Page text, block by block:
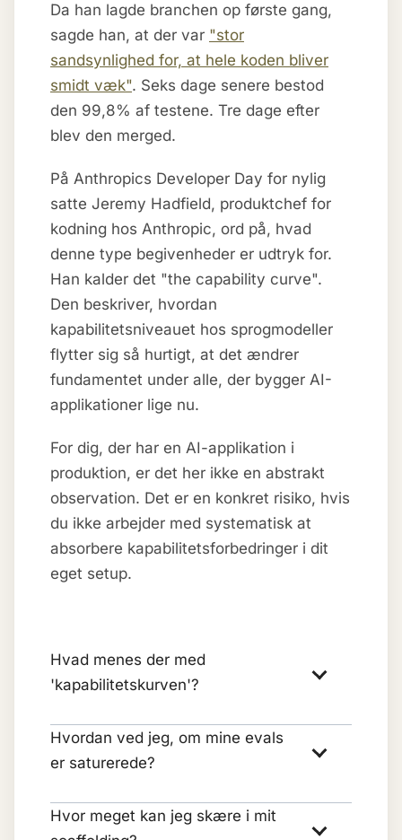
Da han lagde branchen op første gang,
sagde han, at der var "stor
sandsynlighed for, at hele koden bliver
smidt væk". Seks dage senere bestod
den 99,8% af testene. Tre dage efter
blev den merged.
På Anthropics Developer Day for nylig
satte Jeremy Hadfield, produktchef for
kodning hos Anthropic, ord på, hvad
denne type begivenheder er udtryk for.
Han kalder det "the capability curve".
Den beskriver, hvordan
kapabilitetsniveauet hos sprogmodeller
flytter sig så hurtigt, at det ændrer
fundamentet under alle, der bygger AI-
applikationer lige nu.
For dig, der har en AI-applikation i
produktion, er det her ikke en abstrakt
observation. Det er en konkret risiko, hvis
du ikke arbejder med systematisk at
absorbere kapabilitetsforbedringer i dit
eget setup.
Hvad menes der med
'kapabilitetskurven'?
Hvordan ved jeg, om mine evals
er saturerede?
Hvor meget kan jeg skære i mit